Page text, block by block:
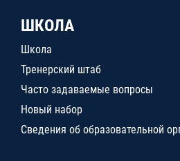
ШКОЛА
Школа
Тренерский штаб
Часто задаваемые вопросы
Новый набор
Сведения об образовательной